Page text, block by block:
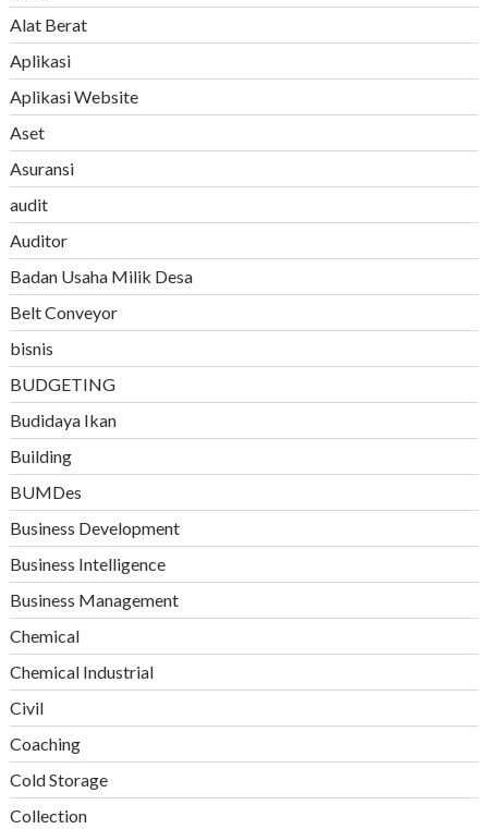
Alat Berat
Aplikasi
Aplikasi Website
Aset
Asuransi
audit
Auditor
Badan Usaha Milik Desa
Belt Conveyor
bisnis
BUDGETING
Budidaya Ikan
Building
BUMDes
Business Development
Business Intelligence
Business Management
Chemical
Chemical Industrial
Civil
Coaching
Cold Storage
Collection